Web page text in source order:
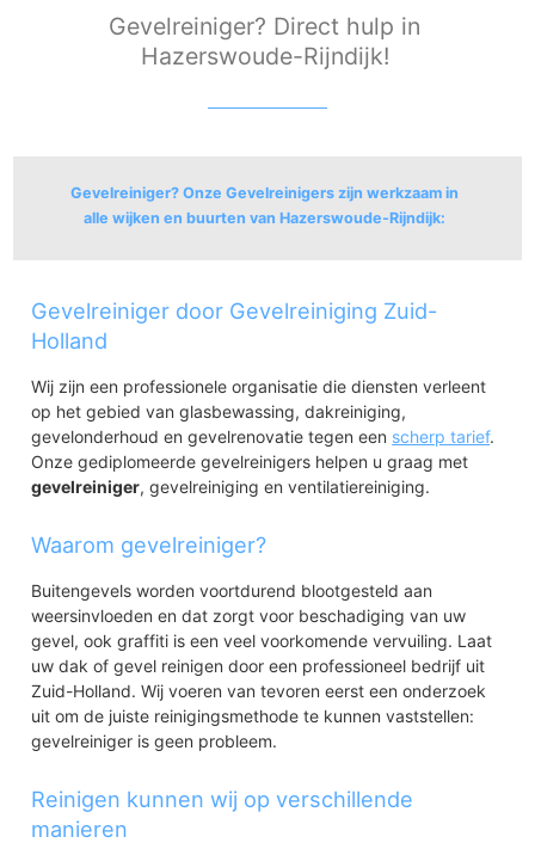
Gevelreiniger? Direct hulp in
Hazerswoude-Rijndijk!
Gevelreiniger? Onze Gevelreinigers zijn werkzaam in
alle wijken en buurten van Hazerswoude-Rijndijk:
Rijndijk
Rhynenburch
Gevelreiniger door Gevelreiniging Zuid-
Holland
Wij zijn een professionele organisatie die diensten verleent
op het gebied van glasbewassing, dakreiniging,
gevelonderhoud en gevelrenovatie tegen een scherp tarief.
Onze gediplomeerde gevelreinigers helpen u graag met
gevelreiniger, gevelreiniging en ventilatiereiniging.
Waarom gevelreiniger?
Buitengevels worden voortdurend blootgesteld aan
weersinvloeden en dat zorgt voor beschadiging van uw
gevel, ook graffiti is een veel voorkomende vervuiling. Laat
uw dak of gevel reinigen door een professioneel bedrijf uit
Zuid-Holland. Wij voeren van tevoren eerst een onderzoek
uit om de juiste reinigingsmethode te kunnen vaststellen:
gevelreiniger is geen probleem.
Reinigen kunnen wij op verschillende
manieren